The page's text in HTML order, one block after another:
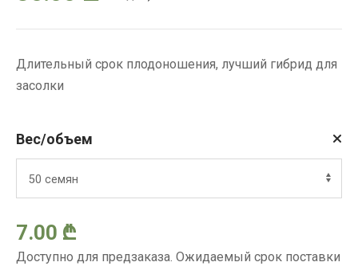
цен:
7.00 ₾
35.00 ₾
Длительный срок плодоношения, лучший гибрид для
засолки
Вес/объем
7.00 ₾
Доступно для предзаказа. Ожидаемый срок поставки